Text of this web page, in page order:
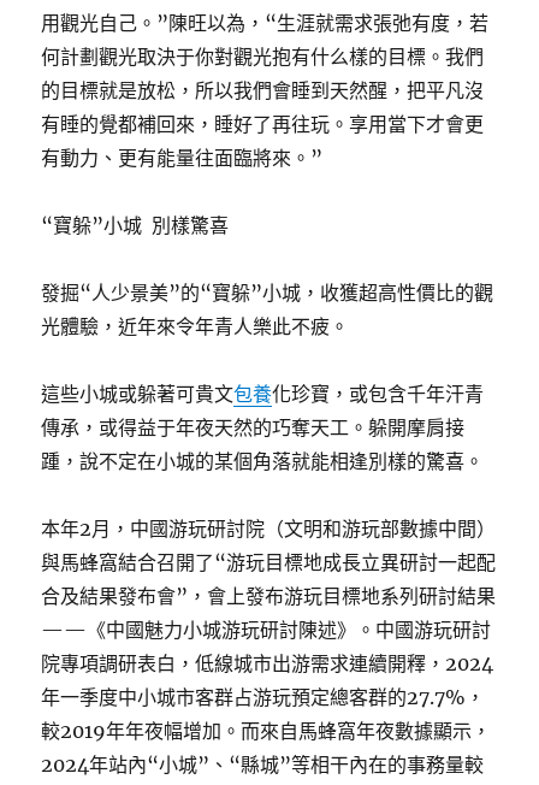
用觀光自己。”陳旺以為，“生涯就需求張弛有度，若
何計劃觀光取決于你對觀光抱有什么樣的目標。我們
的目標就是放松，所以我們會睡到天然醒，把平凡沒
有睡的覺都補回來，睡好了再往玩。享用當下才會更
有動力、更有能量往面臨將來。”
“寶躲”小城 別樣驚喜
發掘“人少景美”的“寶躲”小城，收獲超高性價比的觀
光體驗，近年來令年青人樂此不疲。
這些小城或躲著可貴文包養化珍寶，或包含千年汗青
傳承，或得益于年夜天然的巧奪天工。躲開摩肩接
踵，說不定在小城的某個角落就能相逢別樣的驚喜。
本年2月，中國游玩研討院（文明和游玩部數據中間）
與馬蜂窩結合召開了“游玩目標地成長立異研討一起配
合及結果發布會”，會上發布游玩目標地系列研討結果
——《中國魅力小城游玩研討陳述》。中國游玩研討
院專項調研表白，低線城市出游需求連續開釋，2024
年一季度中小城市客群占游玩預定總客群的27.7%，
較2019年年夜幅增加。而來自馬蜂窩年夜數據顯示，
2024年站內“小城”、“縣城”等相干內在的事務量較